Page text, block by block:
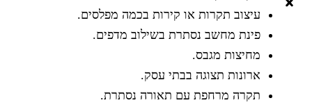
עיצוב תקרות או קירות בכמה מפלסים.
פינת מחשב נסתרת בשילוב מדפים.
מחיצות מגבס.
ארונות תצוגה בבתי עסק.
תקרה מרחפת עם תאורה נסתרת.